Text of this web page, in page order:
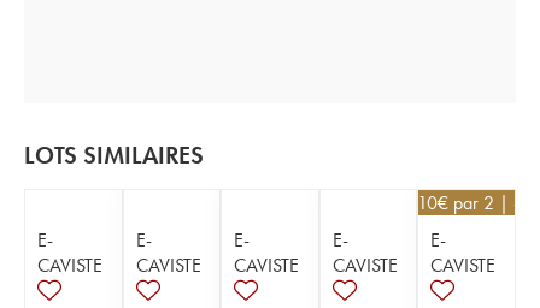
LOTS SIMILAIRES
E-
CAVISTE
E-
CAVISTE
E-
CAVISTE
E-
CAVISTE
36,10€ par 2 | -
E-
CAVISTE